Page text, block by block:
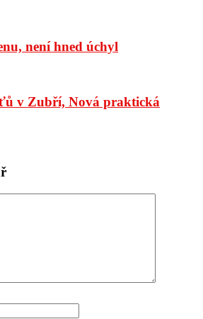
není hned úchyl
v Zubří, Nová praktická